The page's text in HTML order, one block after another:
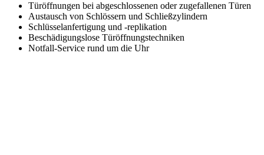
Türöffnungen bei abgeschlossenen oder zugefallenen Türen
Austausch von Schlössern und Schließzylindern
Schlüsselanfertigung und -replikation
Beschädigungslose Türöffnungstechniken
Notfall-Service rund um die Uhr